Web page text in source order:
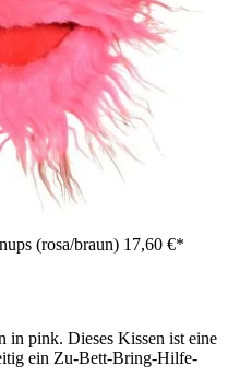
(rosa/braun) 17,60 €*
in pink. Dieses Kissen ist eine
ein Zu-Bett-Bring-Hilfe-